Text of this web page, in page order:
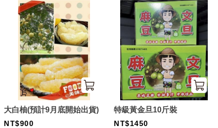
大白柚(預計9月底開始出貨)
NT$900
特級黃金旦10斤裝
NT$1450